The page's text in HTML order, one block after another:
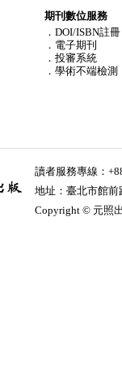
期刊數位服務
．DOI/ISBN註冊
．電子期刊
．投審系統
．學術不端檢測
讀者服務專線：
地址：臺北市館
Copyright © 元照